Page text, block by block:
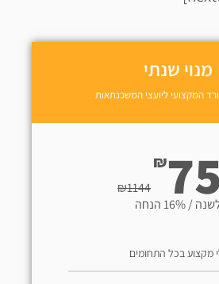
מנוי שנתי
המקצועי ליועצי המשכנתאות
₪1144
₪
/ 16% הנחה
מקצוע בכל התחומים